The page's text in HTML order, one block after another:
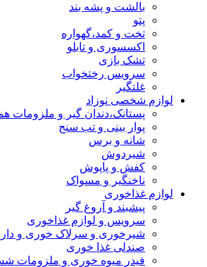
بالشت و پشه بند
پتو
تخت و کمد،گهواره
اکسسوری و تابلو
تشک بازی
سرویس رختخواب
غلتگیر
لوازم شخصی نوزاد
پستانک،دندان گیر و ملزومات
پوار بینی و تب سنج
شانه و برس
شیردوش
کفش و پاپوش
ناخنگیر و مسواک
لوازم غذاخوری
پیشبند و آروغ گیر
سرویس و لوازم غذاخوری
شیرخوری و سرلاک خوری و
صندلی غذا خوری
فیدر میوه خوری و ملزومات